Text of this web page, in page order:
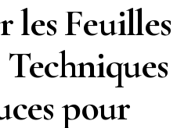
les Feuilles
pour